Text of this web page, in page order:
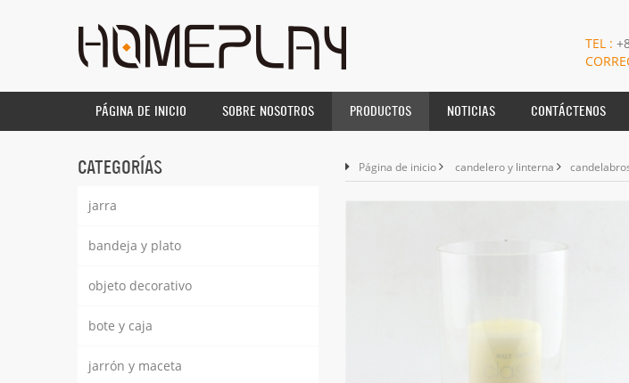
TEL :
PÁGINA DE INICIO SOBRE NOSOTROS PRODUCTOS NOTICIAS CONTÁCTENOS
CATEGORÍAS
jarra
bandeja y plato
objeto decorativo
bote y caja
jarrón y maceta
Página de inicio candelero y linterna